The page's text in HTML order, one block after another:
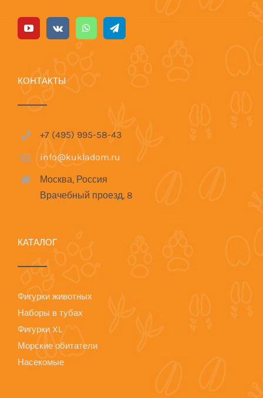
КОНТАКТЫ
+7 (495) 995-58-43
info@kukladom.ru
Москва, Россия
Врачебный проезд, 8
КАТАЛОГ
Фигурки животных
Наборы в тубах
Фигурки XL
Морские обитатели
Насекомые